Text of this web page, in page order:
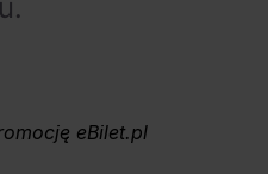
eBilet.pl